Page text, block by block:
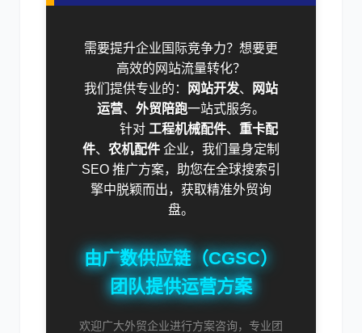
需要提升企业国际竞争力？想要更
高效的网站流量转化？
我们提供专业的：
网站开发、
网站
运营、 外贸陪跑一站式服务。
针对 工程机械配件、 重卡配
件、 农机配件 企业，我们量身定制
SEO 推广方案，助您在全球搜索引
擎中脱颖而出，获取精准外贸询
盘。
由广数供应链（CGSC）
团队提供运营方案
欢迎广大外贸企业进行方案咨询，专业团